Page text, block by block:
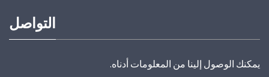
التواصل
يمكنك الوصول إلينا من المعلومات أدناه.